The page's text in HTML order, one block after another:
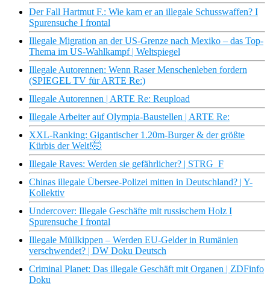
Der Fall Hartmut F.: Wie kam er an illegale Schusswaffen? I
Spurensuche I frontal
Illegale Migration an der US-Grenze nach Mexiko – das Top-
Thema im US-Wahlkampf | Weltspiegel
Illegale Autorennen: Wenn Raser Menschenleben fordern
(SPIEGEL TV für ARTE Re:)
Illegale Autorennen | ARTE Re: Reupload
Illegale Arbeiter auf Olympia-Baustellen | ARTE Re:
XXL-Ranking: Gigantischer 1.20m-Burger & der größte
Kürbis der Welt!🤯
Illegale Raves: Werden sie gefährlicher? | STRG_F
Chinas illegale Übersee-Polizei mitten in Deutschland? | Y-
Kollektiv
Undercover: Illegale Geschäfte mit russischem Holz I
Spurensuche I frontal
Illegale Müllkippen – Werden EU-Gelder in Rumänien
verschwendet? | DW Doku Deutsch
Criminal Planet: Das illegale Geschäft mit Organen | ZDFinfo
Doku